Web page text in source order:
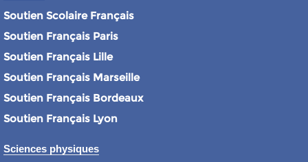
Soutien Scolaire Français
Soutien Français Paris
Soutien Français Lille
Soutien Français Marseille
Soutien Français Bordeaux
Soutien Français Lyon
Sciences physiques